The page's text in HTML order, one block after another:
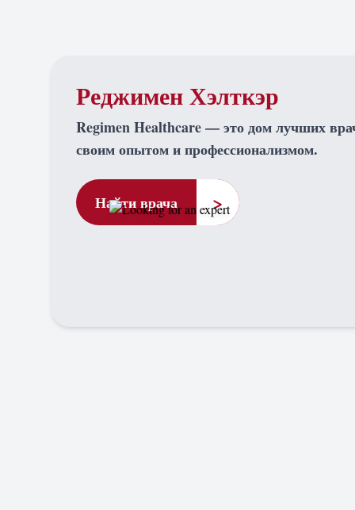
Реджимен Хэлткэр
Regimen Healthcare — это дом лучших
своим опытом и профессионализмом.
Найти врача >